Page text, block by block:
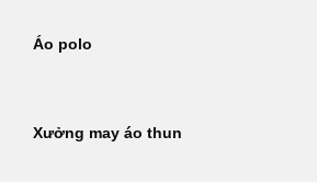
Áo polo
Xưởng may áo thun